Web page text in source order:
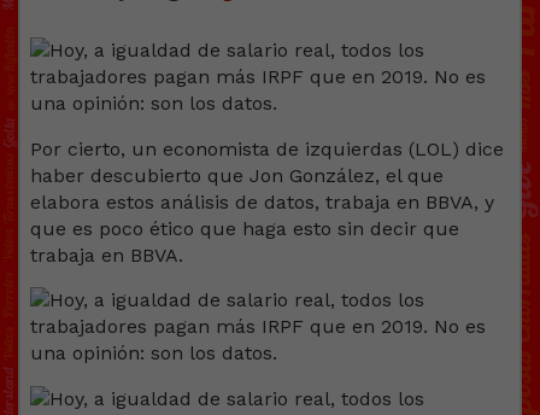
Por cierto, un economista de izquierdas (LOL) dice
haber descubierto que Jon González, el que
elabora estos análisis de datos, trabaja en BBVA, y
que es poco ético que haga esto sin decir que
trabaja en BBVA.